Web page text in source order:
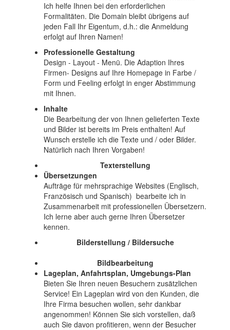
Ich helfe Ihnen bei den erforderlichen
Formalitäten. Die Domain bleibt übrigens auf
jeden Fall Ihr Eigentum, d.h.: die Anmeldung
erfolgt auf Ihren Namen!
Professionelle Gestaltung
Design - Layout - Menü. Die Adaption Ihres
Firmen- Designs auf Ihre Homepage in Farbe /
Form und Feeling erfolgt in enger Abstimmung
mit Ihnen.
Inhalte
Die Bearbeitung der von Ihnen gelieferten Texte
und Bilder ist bereits im Preis enthalten! Auf
Wunsch erstelle ich die Texte und / oder Bilder.
Natürlich nach Ihren Vorgaben!
Texterstellung
Übersetzungen
Aufträge für mehrsprachige Websites (Englisch,
Französisch und Spanisch) bearbeite ich in
Zusammenarbeit mit professionellen Übersetzern.
Ich lerne aber auch gerne Ihren Übersetzer
kennen.
Bilderstellung / Bildersuche
Bildbearbeitung
Lageplan, Anfahrtsplan, Umgebungs-Plan
Bieten Sie Ihren neuen Besuchern zusätzlichen
Service! Ein Lageplan wird von den Kunden, die
Ihre Firma besuchen wollen, sehr dankbar
angenommen! Können Sie sich vorstellen, daß
auch Sie davon profitieren, wenn der Besucher